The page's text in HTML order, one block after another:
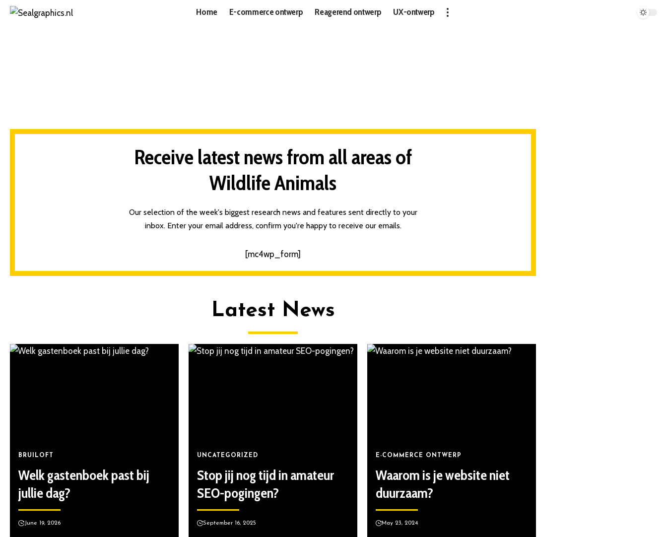
Home E-commerce ontwerp Reagerend ontwerp UX-ontwerp
Receive latest news from all areas of
Wildlife Animals
Our selection of the week's biggest research news and features sent directly to your
inbox. Enter your email address, confirm you're happy to receive our emails.
[mc4wp_form]
Latest News
BRUILOFT
Welk gastenboek past bij
jullie dag?
June 19, 2026
UNCATEGORIZED
Stop jij nog tijd in amateur
SEO-pogingen?
September 16, 2025
E-COMMERCE ONTWERP
Waarom is je website niet
duurzaam?
May 23, 2024